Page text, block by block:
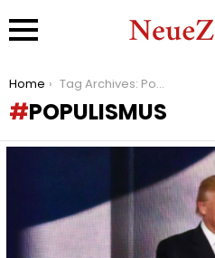
You are here:
Home Tag Archives: Populismus
POPULISMUS